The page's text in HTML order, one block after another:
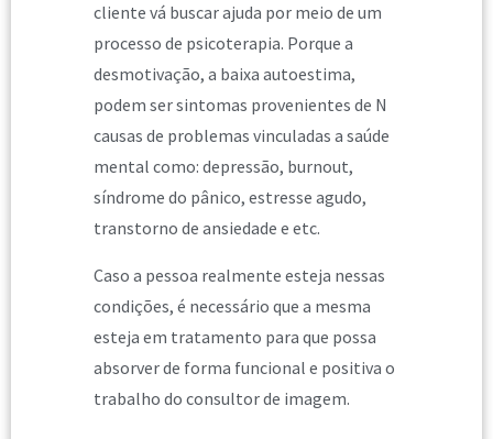
cliente vá buscar ajuda por meio de um
processo de psicoterapia. Porque a
desmotivação, a baixa autoestima,
podem ser sintomas provenientes de N
causas de problemas vinculadas a saúde
mental como: depressão, burnout,
síndrome do pânico, estresse agudo,
transtorno de ansiedade e etc.
Caso a pessoa realmente esteja nessas
condições, é necessário que a mesma
esteja em tratamento para que possa
absorver de forma funcional e positiva o
trabalho do consultor de imagem.